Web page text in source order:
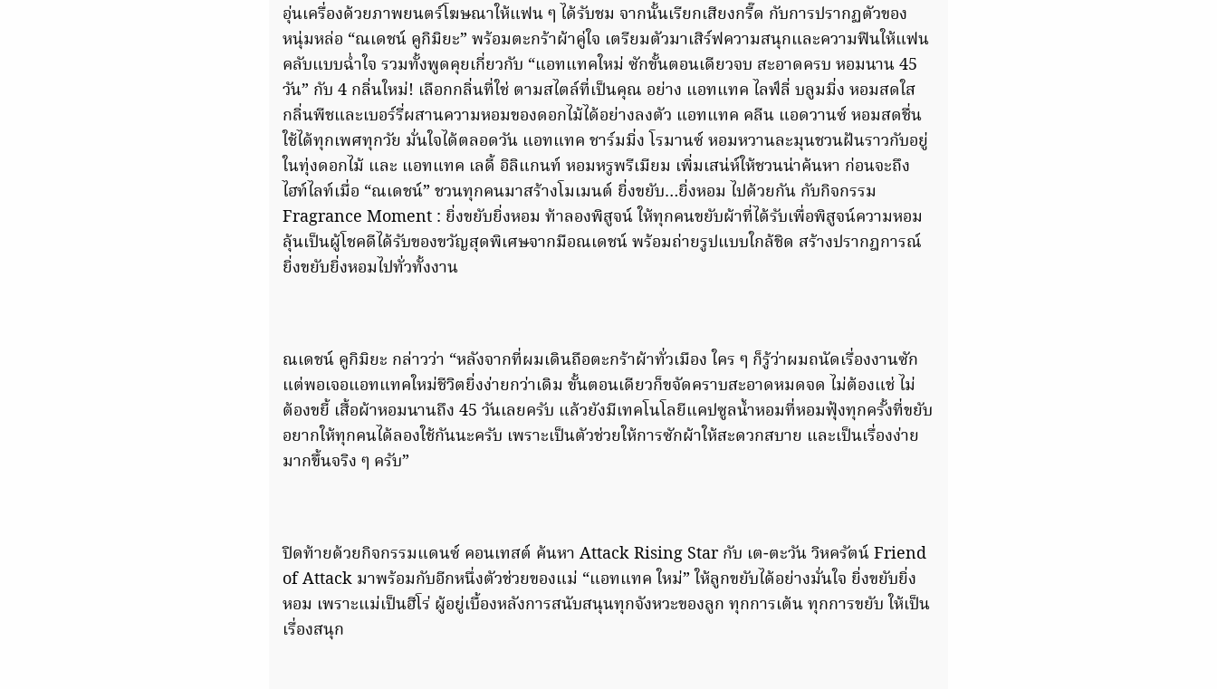
อุ่นเครื่องด้วยภาพยนตร์โฆษณาให้แฟน ๆ ได้รับชม จากนั้นเรียกเสียงกรี๊ด กับการปรากฏตัวของ
หนุ่มหล่อ “ณเดชน์ คูกิมิยะ” พร้อมตะกร้าผ้าคู่ใจ เตรียมตัวมาเสิร์ฟความสนุกและความฟินให้แฟน
คลับแบบฉ่ำใจ รวมทั้งพูดคุยเกี่ยวกับ “แอทแทคใหม่ ซักขั้นตอนเดียวจบ สะอาดครบ หอมนาน 45
วัน” กับ 4 กลิ่นใหม่! เลือกกลิ่นที่ใช่ ตามสไตล์ที่เป็นคุณ อย่าง แอทแทค ไลฟ์ลี่ บลูมมิ่ง หอมสดใส
กลิ่นพีชและเบอร์รี่ผสานความหอมของดอกไม้ได้อย่างลงตัว แอทแทค คลีน แอดวานซ์ หอมสดชื่น
ใช้ได้ทุกเพศทุกวัย มั่นใจได้ตลอดวัน แอทแทค ชาร์มมิ่ง โรมานซ์ หอมหวานละมุนชวนฝันราวกับอยู่
ในทุ่งดอกไม้ และ แอทแทค เลดี้ อิลิแกนท์ หอมหรูพรีเมียม เพิ่มเสน่ห์ให้ชวนน่าค้นหา ก่อนจะถึง
ไฮท์ไลท์เมื่อ “ณเดชน์” ชวนทุกคนมาสร้างโมเมนต์ ยิ่งขยับ…ยิ่งหอม ไปด้วยกัน กับกิจกรรม
Fragrance Moment : ยิ่งขยับยิ่งหอม ท้าลองพิสูจน์ ให้ทุกคนขยับผ้าที่ได้รับเพื่อพิสูจน์ความหอม
ลุ้นเป็นผู้โชคดีได้รับของขวัญสุดพิเศษจากมือณเดชน์ พร้อมถ่ายรูปแบบใกล้ชิด สร้างปรากฎการณ์
ยิ่งขยับยิ่งหอมไปทั่วทั้งงาน
ณเดชน์ คูกิมิยะ กล่าวว่า “หลังจากที่ผมเดินถือตะกร้าผ้าทั่วเมือง ใคร ๆ ก็รู้ว่าผมถนัดเรื่องงานซัก
แต่พอเจอแอทแทคใหม่ชีวิตยิ่งง่ายกว่าเดิม ขั้นตอนเดียวก็ขจัดคราบสะอาดหมดจด ไม่ต้องแช่ ไม่
ต้องขยี้ เสื้อผ้าหอมนานถึง 45 วันเลยครับ แล้วยังมีเทคโนโลยีแคปซูลน้ำหอมที่หอมฟุ้งทุกครั้งที่ขยับ
อยากให้ทุกคนได้ลองใช้กันนะครับ เพราะเป็นตัวช่วยให้การซักผ้าให้สะดวกสบาย และเป็นเรื่องง่าย
มากขึ้นจริง ๆ ครับ”
ปิดท้ายด้วยกิจกรรมแดนซ์ คอนเทสต์ ค้นหา Attack Rising Star กับ เต-ตะวัน วิหครัตน์ Friend
of Attack มาพร้อมกับอีกหนึ่งตัวช่วยของแม่ “แอทแทค ใหม่” ให้ลูกขยับได้อย่างมั่นใจ ยิ่งขยับยิ่ง
หอม เพราะแม่เป็นฮีโร่ ผู้อยู่เบื้องหลังการสนับสนุนทุกจังหวะของลูก ทุกการเต้น ทุกการขยับ ให้เป็น
เรื่องสนุก